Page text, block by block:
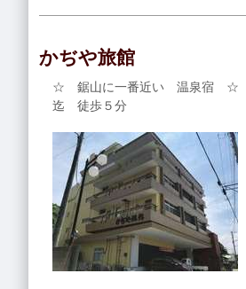
かぢや旅館
☆ 鋸山に一番近い 温泉宿 ☆
迄 徒歩５分